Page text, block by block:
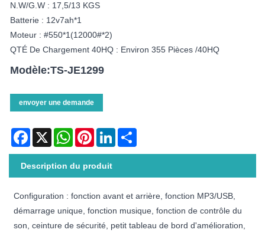
N.W/G.W : 17,5/13 KGS
Batterie : 12v7ah*1
Moteur : #550*1(12000#*2)
QTÉ De Chargement 40HQ : Environ 355 Pièces /40HQ
Modèle:TS-JE1299
envoyer une demande
Facebook
X WhatsAppPinterestLinkedIn
Description du produit
Configuration : fonction avant et arrière, fonction MP3/USB,
démarrage unique, fonction musique, fonction de contrôle du
son, ceinture de sécurité, petit tableau de bord d'amélioration,